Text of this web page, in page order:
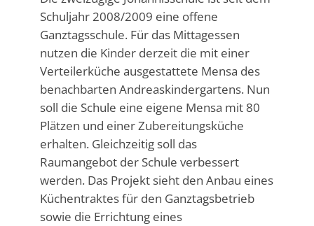
Schuljahr 2008/2009 eine offene
Ganztagsschule. Für das Mittagessen
nutzen die Kinder derzeit die mit einer
Verteilerküche ausgestattete Mensa des
benachbarten Andreaskindergartens. Nun
soll die Schule eine eigene Mensa mit 80
Plätzen und einer Zubereitungsküche
erhalten. Gleichzeitig soll das
Raumangebot der Schule verbessert
werden. Das Projekt sieht den Anbau eines
Küchentraktes für den Ganztagsbetrieb
sowie die Errichtung eines